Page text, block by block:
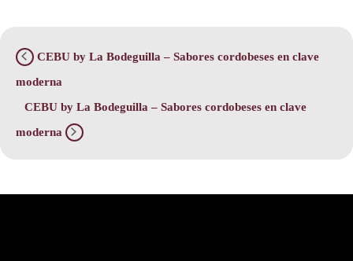
CEBU by La Bodeguilla – Sabores cordobeses en clave
moderna
CEBU by La Bodeguilla – Sabores cordobeses en clave
moderna